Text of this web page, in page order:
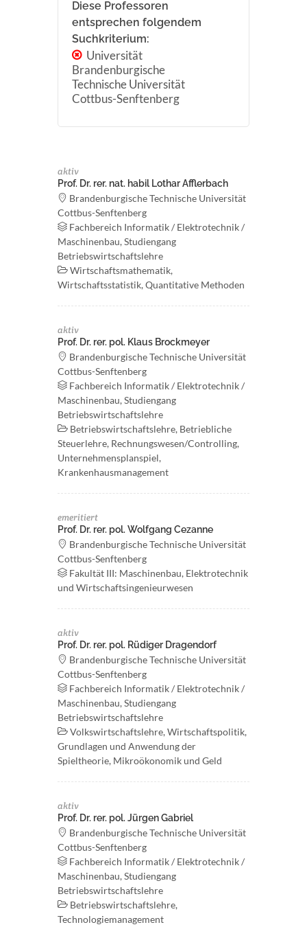
Diese Professoren
entsprechen folgendem
Suchkriterium:
Universität
Brandenburgische
Technische Universität
Cottbus-Senftenberg
aktiv
Prof. Dr. rer. nat. habil Lothar Afflerbach
Brandenburgische Technische Universität
Cottbus-Senftenberg
Fachbereich Informatik / Elektrotechnik /
Maschinenbau, Studiengang
Betriebswirtschaftslehre
Wirtschaftsmathematik,
Wirtschaftsstatistik, Quantitative Methoden
aktiv
Prof. Dr. rer. pol. Klaus Brockmeyer
Brandenburgische Technische Universität
Cottbus-Senftenberg
Fachbereich Informatik / Elektrotechnik /
Maschinenbau, Studiengang
Betriebswirtschaftslehre
Betriebswirtschaftslehre, Betriebliche
Steuerlehre, Rechnungswesen/Controlling,
Unternehmensplanspiel,
Krankenhausmanagement
emeritiert
Prof. Dr. rer. pol. Wolfgang Cezanne
Brandenburgische Technische Universität
Cottbus-Senftenberg
Fakultät III: Maschinenbau, Elektrotechnik
und Wirtschaftsingenieurwesen
aktiv
Prof. Dr. rer. pol. Rüdiger Dragendorf
Brandenburgische Technische Universität
Cottbus-Senftenberg
Fachbereich Informatik / Elektrotechnik /
Maschinenbau, Studiengang
Betriebswirtschaftslehre
Volkswirtschaftslehre, Wirtschaftspolitik,
Grundlagen und Anwendung der
Spieltheorie, Mikroökonomik und Geld
aktiv
Prof. Dr. rer. pol. Jürgen Gabriel
Brandenburgische Technische Universität
Cottbus-Senftenberg
Fachbereich Informatik / Elektrotechnik /
Maschinenbau, Studiengang
Betriebswirtschaftslehre
Betriebswirtschaftslehre,
Technologiemanagement